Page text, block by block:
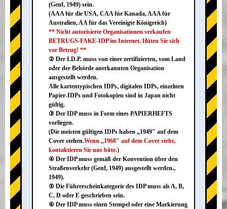
(Genf, 1949) sein.
(AAA für die USA, CAA für Kanada, AAA für
Australien, AA für das Vereinigte Königreich)
** Nicht autorisierte Organisationen verkaufen
BETRUGS-FAKE-IDP im Internet. Hüten Sie sich
vor Betrug! **
② Der I.D.P. muss von einer zertifizierten, vom Land
oder der Behörde anerkannten Organisation
ausgestellt werden.
Alle kartentypischen IDPs, digitalen IDPs, einzelnen
Papier-IDPs und Fotokopien sind in Japan nicht
gültig.
③ Der IDP muss in Form eines PAPIERHEFTS
vorliegen.
(Die meisten gültigen IDPs haben „1949" auf dem
Cover stehen.Wenn „1968" auf dem Cover steht,
kontaktieren Sie uns bitte.)
④ Der IDP muss gemäß der Konvention über den
Straßenverkehr (Genf, 1949) ausgestellt werden.,
1949).
⑤ Die Führerscheinkategorie des IDP muss als A, B,
C, D oder E geschrieben sein.
⑥ Der IDP muss einen Stempel oder eine Markierung